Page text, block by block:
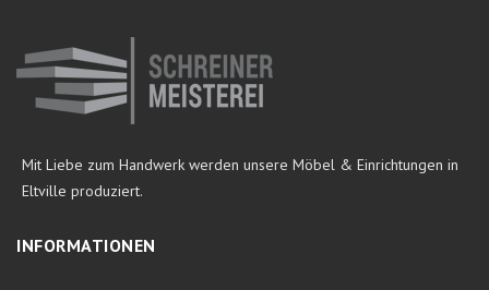
Mit Liebe zum Handwerk werden unsere Möbel & Einrichtungen in
Eltville produziert.
INFORMATIONEN